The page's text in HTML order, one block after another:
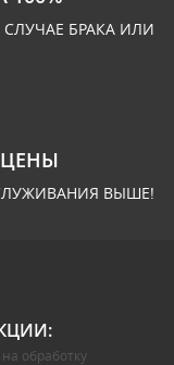
БРАКА ИЛИ
ВЫШЕ!
на обработку